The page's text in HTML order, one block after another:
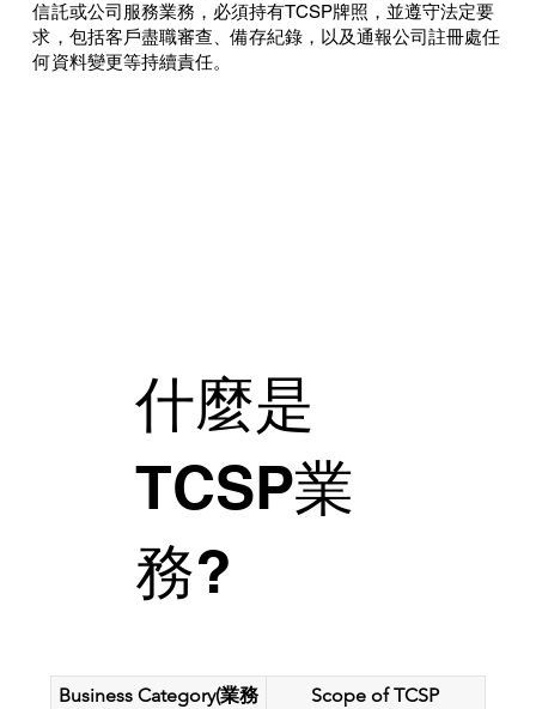
信託或公司服務業務，必須持有TCSP牌照，並遵守法定要
求，包括客戶盡職審查、備存紀錄，以及通報公司註冊處任
何資料變更等持續責任。
什麼是
TCSP業
務?
Business Category(業務
Scope of TCSP